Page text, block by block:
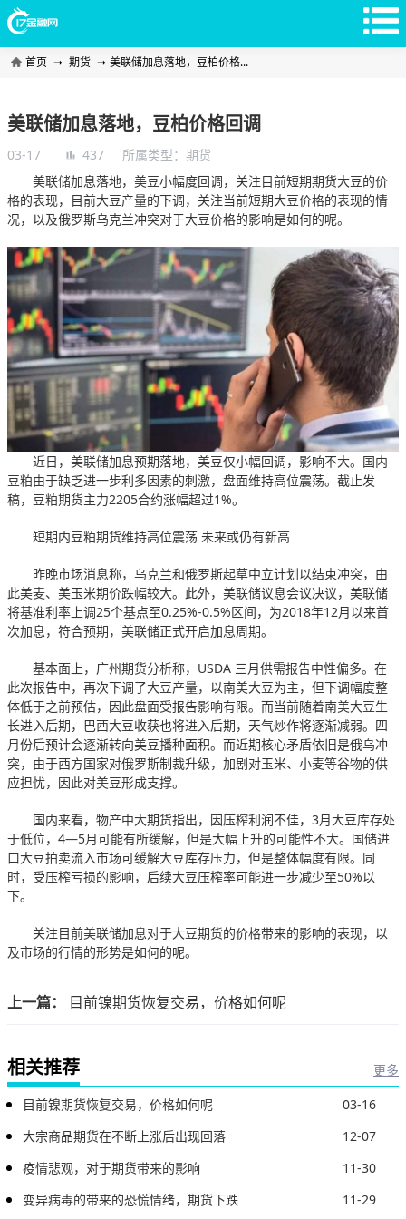
首页 ➞ 期货 ➞ 美联储加息落地，豆柏价格...
美联储加息落地，豆柏价格回调
03-17 437 所属类型： 期货
美联储加息落地，美豆小幅度回调，关注目前短期期货大豆的价
格的表现，目前大豆产量的下调，关注当前短期大豆价格的表现的情
况，以及俄罗斯乌克兰冲突对于大豆价格的影响是如何的呢。
近日，美联储加息预期落地，美豆仅小幅回调，影响不大。国内
豆粕由于缺乏进一步利多因素的刺激，盘面维持高位震荡。截止发
稿，豆粕期货主力2205合约涨幅超过1%。
短期内豆粕期货维持高位震荡 未来或仍有新高
昨晚市场消息称，乌克兰和俄罗斯起草中立计划以结束冲突，由
此美麦、美玉米期价跌幅较大。此外，美联储议息会议决议，美联储
将基准利率上调25个基点至0.25%-0.5%区间，为2018年12月以来首
次加息，符合预期，美联储正式开启加息周期。
基本面上，广州期货分析称，USDA 三月供需报告中性偏多。在
此次报告中，再次下调了大豆产量，以南美大豆为主，但下调幅度整
体低于之前预估，因此盘面受报告影响有限。而当前随着南美大豆生
长进入后期，巴西大豆收获也将进入后期，天气炒作将逐渐减弱。四
月份后预计会逐渐转向美豆播种面积。而近期核心矛盾依旧是俄乌冲
突，由于西方国家对俄罗斯制裁升级，加剧对玉米、小麦等谷物的供
应担忧，因此对美豆形成支撑。
国内来看，物产中大期货指出，因压榨利润不佳，3月大豆库存处
于低位，4—5月可能有所缓解，但是大幅上升的可能性不大。国储进
口大豆拍卖流入市场可缓解大豆库存压力，但是整体幅度有限。同
时，受压榨亏损的影响，后续大豆压榨率可能进一步减少至50%以
下。
关注目前美联储加息对于大豆期货的价格带来的影响的表现，以
及市场的行情的形势是如何的呢。
上一篇： 目前镍期货恢复交易，价格如何呢
相关推荐
更多
目前镍期货恢复交易，价格如何呢
03-16
大宗商品期货在不断上涨后出现回落
12-07
疫情悲观，对于期货带来的影响
11-30
变异病毒的带来的恐慌情绪，期货下跌
11-29